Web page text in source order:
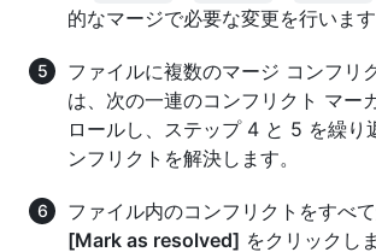
的なマージで必要な変更を行います
ファイルに複数のマージ コンフリ
は、次の一連のコンフリクト マー
ロールし、ステップ 4 と 5 を繰り
ンフリクトを解決します。
ファイル内のコンフリクトをすべて
[Mark as resolved] をクリックし